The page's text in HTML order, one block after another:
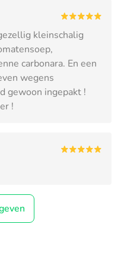
kleinschalig
carbonara. En een
wegens
gewoon ingepakt !
!